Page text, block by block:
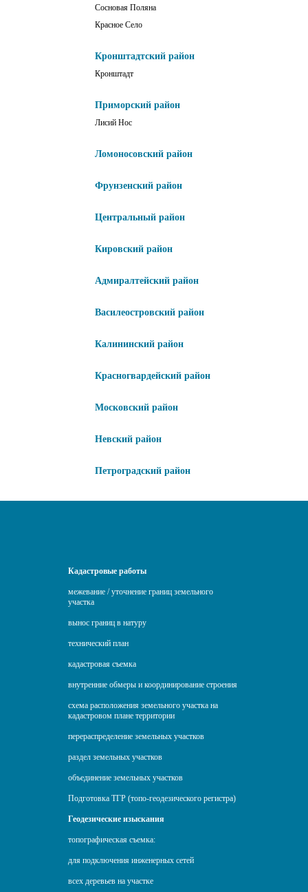
Сосновая Поляна
Красное Село
Кронштадтский район
Кронштадт
Приморский район
Лисий Нос
Ломоносовский район
Фрунзенский район
Центральный район
Кировский район
Адмиралтейский район
Василеостровский район
Калининский район
Красногвардейский район
Московский район
Невский район
Петроградский район
Кадастровые работы
межевание / уточнение границ земельного
участка
вынос границ в натуру
технический план
кадастровая съемка
внутренние обмеры и координирование строения
схема расположения земельного участка на
кадастровом плане территории
перераспределение земельных участков
раздел земельных участков
объединение земельных участков
Подготовка ТГР (топо-геодезического регистра)
Геодезические изыскания
топографическая съемка:
для подключения инженерных сетей
всех деревьев на участке